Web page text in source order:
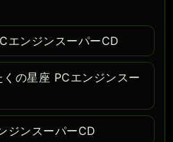
エンジンスーパーCD
の星座 PCエンジンスー
ジンスーパーCD